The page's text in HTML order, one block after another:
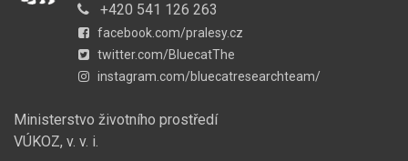
+420 541 126 263
facebook.com/pralesy.cz
twitter.com/BluecatThe
instagram.com/bluecatresearchteam/
Ministerstvo životního prostředí
VÚKOZ, v. v. i.